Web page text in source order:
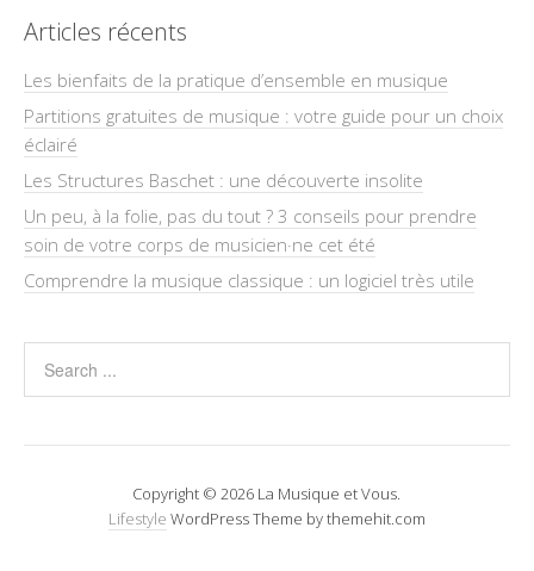
Articles récents
Les bienfaits de la pratique d’ensemble en musique
Partitions gratuites de musique : votre guide pour un choix
éclairé
Les Structures Baschet : une découverte insolite
Un peu, à la folie, pas du tout ? 3 conseils pour prendre
soin de votre corps de musicien·ne cet été
Comprendre la musique classique : un logiciel très utile
Copyright © 2026 La Musique et Vous.
Lifestyle WordPress Theme by themehit.com